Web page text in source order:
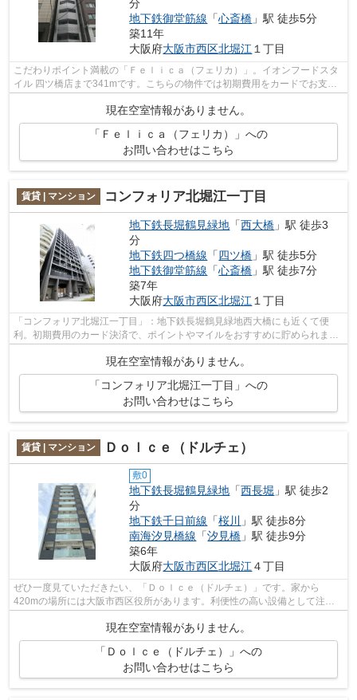
分
地下鉄御堂筋線 「心斎橋 」駅 徒歩5分
築11年
大阪府大阪市西区北堀江 １丁目
こだわりポイント満載の「Ｆｅｌｉｃａ（フェリカ）」。イオンフードスタ
イル 四ツ橋店まで341mです。こちらの物件では初期費用をカードでお支払
いいただけます。魅力あふれる1フロア2...
現在空室情報がありません。
「Ｆｅｌｉｃａ（フェリカ）」への
お問い合わせはこちら
賃貸 | マンション コンフォリア北堀江一丁目
地下鉄長堀鶴見緑地 「西大橋 」駅 徒歩3
分
地下鉄四つ橋線 「四ツ橋 」駅 徒歩5分
地下鉄御堂筋線 「心斎橋 」駅 徒歩7分
築7年
大阪府大阪市西区北堀江 １丁目
「コンフォリア北堀江一丁目」：地下鉄長堀鶴見緑地西大橋にも近くて便
利。初期費用のカード決済で、ポイントやマイルをおすすめに貯められま
現在空室情報がありません。
「コンフォリア北堀江一丁目」への
お問い合わせはこちら
賃貸 | マンション Ｄｏｌｃｅ（ドルチェ）
敷0
地下鉄長堀鶴見緑地 「西長堀 」駅 徒歩2
分
地下鉄千日前線 「桜川
」駅 徒歩8分
南海汐見橋線 「汐見橋 」駅 徒歩9分
築6年
大阪府大阪市西区北堀江 ４丁目
ぜひ一度見ていただきたい、「Ｄｏｌｃｅ（ドルチェ）」です。家から
420mの場所には大阪市西区役所があります。利便性の高い設備として注目
現在空室情報がありません。
「Ｄｏｌｃｅ（ドルチェ）」への
お問い合わせはこちら